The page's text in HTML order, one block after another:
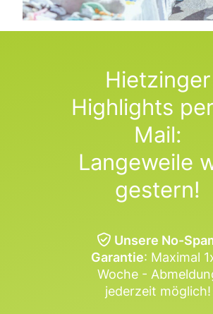
Hietzinger
Highlights
Mail:
Langeweile
gestern!
Unsere No-
Garantie: Maximal
Woche -
jederzeit möglich!